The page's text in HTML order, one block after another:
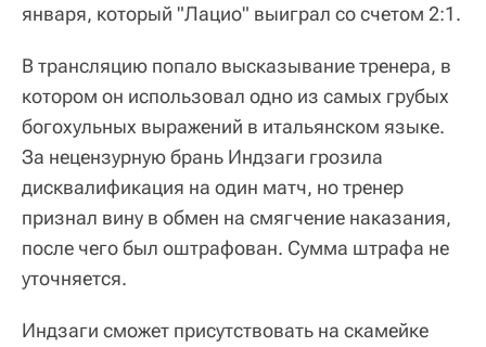
января, который "Лацио" выиграл со счетом 2:1.
В трансляцию попало высказывание тренера, в
котором он использовал одно из самых грубых
богохульных выражений в итальянском языке.
За нецензурную брань Индзаги грозила
дисквалификация на один матч, но тренер
признал вину в обмен на смягчение наказания,
после чего был оштрафован. Сумма штрафа не
уточняется.
Индзаги сможет присутствовать на скамейке